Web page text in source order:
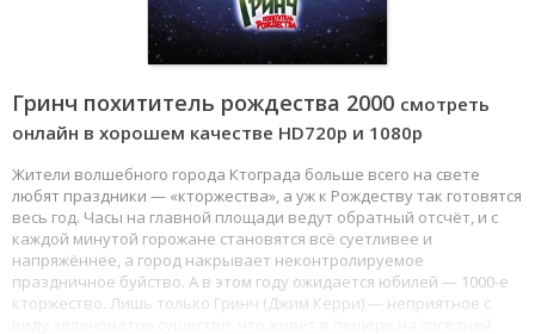
Гринч похититель рождества 2000 смотреть
онлайн в хорошем качестве HD720p и 1080р
Жители волшебного города Ктограда больше всего на свете
любят праздники — «кторжества», а уж к Рождеству так готовятся
весь год. Часы на главной площади ведут обратный отсчёт, и с
каждой минутой горожане становятся всё суетливее и
напряжённее, а город накрывает неконтролируемое
праздничное буйство. А в этом году ожидается юбилей — 1000-е
кторжество. Лишь только Гринч (Джим Керри) — неприятное с